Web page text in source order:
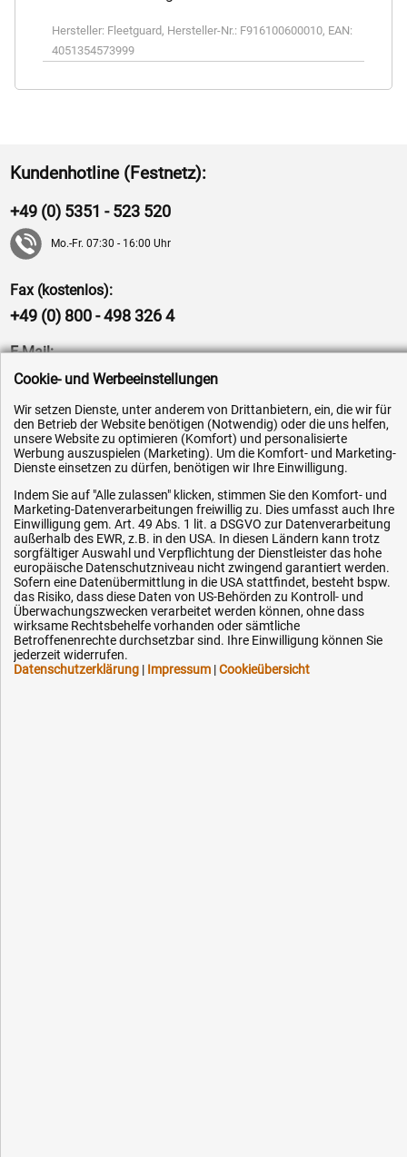
Hersteller: Fleetguard, Hersteller-Nr.: F916100600010, EAN:
4051354573999
Kundenhotline (Festnetz):
+49 (0) 5351 - 523 520
Mo.-Fr. 07:30 - 16:00 Uhr
Fax (kostenlos):
+49 (0) 800 - 498 326 4
E-Mail:
info@hytec-hydraulik.de
Hilfe & Service
Versandkosten
Zahlungsarten
Service
AGB / Widerrufsrecht
Datenschutz
Impressum
Karriere
Cookie- und Werbeeinstellungen
Wir setzen Dienste, unter anderem von Drittanbietern, ein, die wir für
den Betrieb der Website benötigen (Notwendig) oder die uns helfen,
unsere Website zu optimieren (Komfort) und personalisierte
Werbung auszuspielen (Marketing). Um die Komfort- und Marketing-
Dienste einsetzen zu dürfen, benötigen wir Ihre Einwilligung.
Indem Sie auf "Alle zulassen" klicken, stimmen Sie den Komfort- und
Marketing-Datenverarbeitungen freiwillig zu. Dies umfasst auch Ihre
Einwilligung gem. Art. 49 Abs. 1 lit. a DSGVO zur Datenverarbeitung
außerhalb des EWR, z.B. in den USA. In diesen Ländern kann trotz
sorgfältiger Auswahl und Verpflichtung der Dienstleister das hohe
europäische Datenschutzniveau nicht zwingend garantiert werden.
Sofern eine Datenübermittlung in die USA stattfindet, besteht bspw.
das Risiko, dass diese Daten von US-Behörden zu Kontroll- und
Überwachungszwecken verarbeitet werden können, ohne dass
wirksame Rechtsbehelfe vorhanden oder sämtliche
Betroffenenrechte durchsetzbar sind. Ihre Einwilligung können Sie
jederzeit widerrufen.
Datenschutzerklärung | Impressum |Cookieübersicht